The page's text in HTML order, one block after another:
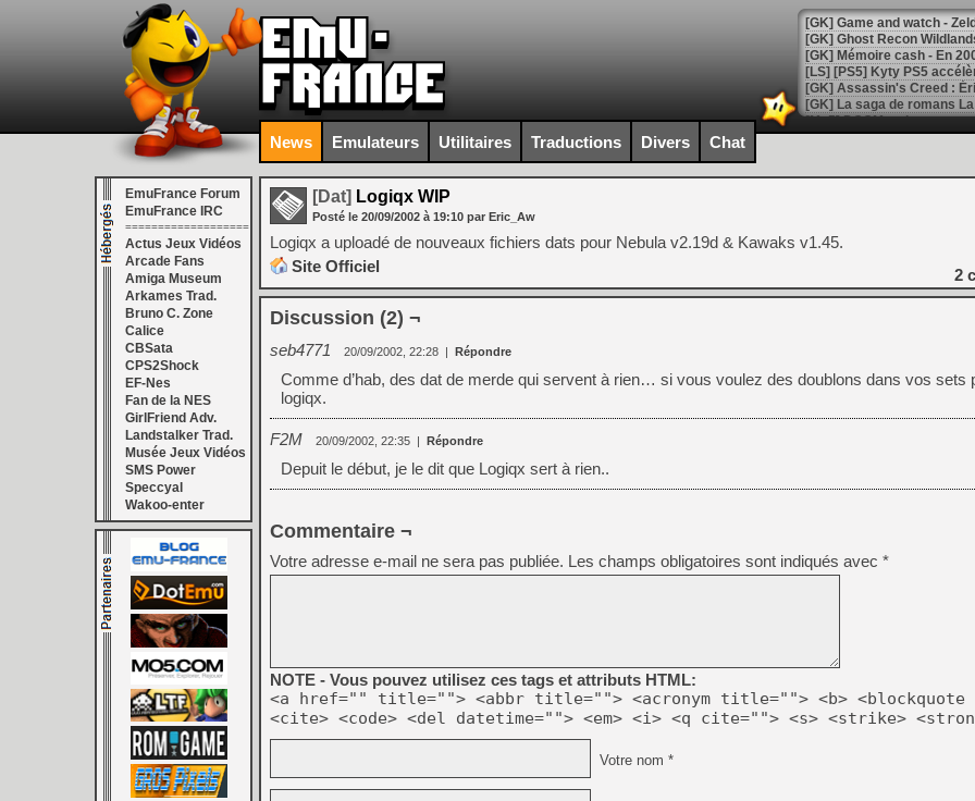
[Mo5] DOOM arrive en
[GK] Bethesda fête les 30
[GK] Roblox : l'action en
[GK] Agenda - GeForce
[GK] Devolver Digital en a
[LS] [PS5] ps5-y2jb-
[GK] Pourquoi Marvel
[GK] Test : Restory : Chill
[GK] GTA 6 : Rockstar
[GK] Hot Wheels Infinite
[GK] Mémoire cash -
[GK] Résultats Nintendo :
[GK] Déjà des
[Mo5] Brickboy cherche à
[GK] Minecraft et ses «
[GK] Beast of
[GK] Ubisoft : fin de partie
[GK] Mémoire cash -
[GK] Dan Houser (GTA)
[GK] Comment EA Sports
[GK] Crimson Moon : un
[GK] Isle of Reveries : le
[GK] Moonlighter 2 : The
[GK] Capcom relance
[Mo5] Deux inédits du
[GK] Le beat'em up The
[GK] Endless Legend 2 :
News Emulateurs Utilitaires Traductions Divers Chat
EmuFrance Forum
EmuFrance IRC
===================
Actus Jeux Vidéos
Arcade Fans
Amiga Museum
Arkames Trad.
Bruno C. Zone
Calice
CBSata
CPS2Shock
EF-Nes
Fan de la NES
GirlFriend Adv.
Landstalker Trad.
Musée Jeux Vidéos
SMS Power
Speccyal
Wakoo-enter
[Dat] Logiqx WIP
Posté le 20/09/2002 à 19:10 par Eric_Aw
Logiqx a uploadé de nouveaux fichiers dats pour Nebula v2.19d & Kawaks v1.45.
Site Officiel
2
Discussion (2) ¬
seb4771 20/09/2002, 22:28 | Répondre
Comme d’hab, des dat de merde qui servent à rien… si vous voulez des doublons dans vos sets
logiqx.
F2M 20/09/2002, 22:35 | Répondre
Depuit le début, je le dit que Logiqx sert à rien..
Commentaire ¬
Votre adresse e-mail ne sera pas publiée. Les champs obligatoires sont indiqués avec *
NOTE - Vous pouvez utilisez ces tags et attributs HTML:
<a href="" title=""> <abbr title=""> <acronym title=""> <b> <blockquote
<cite> <code> <del datetime=""> <em> <i> <q cite=""> <s> <strike>
Votre nom *